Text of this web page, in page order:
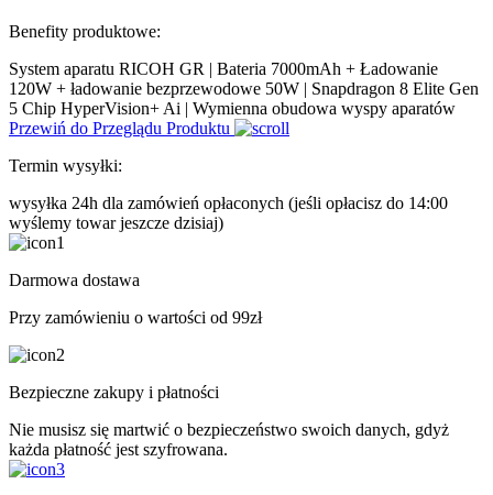
Benefity produktowe:
System aparatu RICOH GR | Bateria 7000mAh + Ładowanie
120W + ładowanie bezprzewodowe 50W | Snapdragon 8 Elite Gen
5 Chip HyperVision+ Ai | Wymienna obudowa wyspy aparatów
Przewiń do Przeglądu Produktu
Termin wysyłki:
wysyłka 24h dla zamówień opłaconych (jeśli opłacisz do 14:00
wyślemy towar jeszcze dzisiaj)
Darmowa dostawa
Przy zamówieniu o wartości od 99zł
Bezpieczne zakupy i płatności
Nie musisz się martwić o bezpieczeństwo swoich danych, gdyż
każda płatność jest szyfrowana.